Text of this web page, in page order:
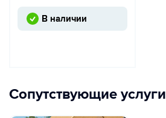
В наличии
Сопутствующие услуги